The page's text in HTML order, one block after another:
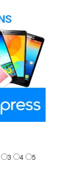
3 4 5